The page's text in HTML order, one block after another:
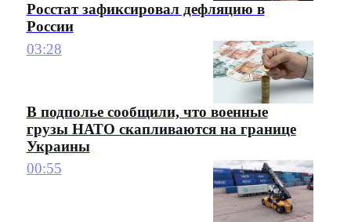
Росстат зафиксировал дефляцию в
России
03:28
В подполье сообщили, что военные
грузы НАТО скапливаются на границе
Украины
00:55